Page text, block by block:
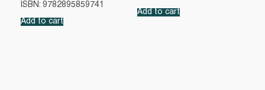
ISBN: 9782895859741
Add to cart
Add to cart